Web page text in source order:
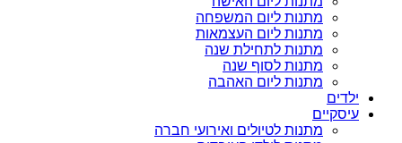
מתנות ליום המשפחה
מתנות ליום העצמאות
מתנות לתחילת שנה
מתנות לסוף שנה
מתנות ליום האהבה
ילדים
עיסקיים
מתנות לטיולים ואירועי חברה